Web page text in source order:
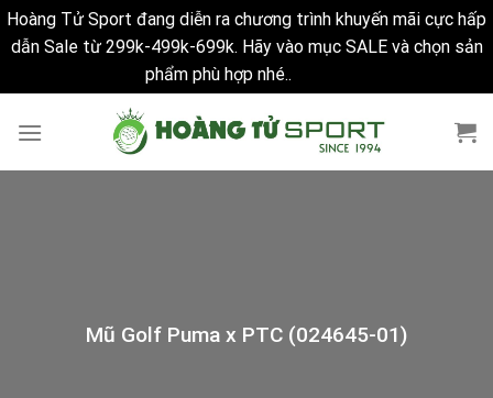
Hoàng Tử Sport đang diễn ra chương trình khuyến mãi cực hấp
dẫn Sale từ 299k-499k-699k. Hãy vào mục SALE và chọn sản
phẩm phù hợp nhé..
Mũ Golf Puma x PTC (024645-01)